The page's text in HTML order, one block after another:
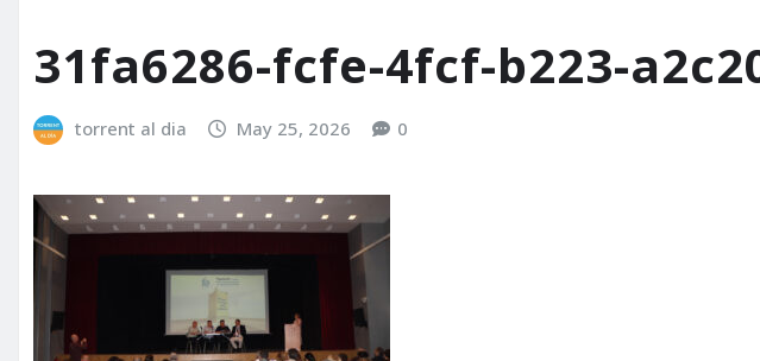
31fa6286-fcfe-4fcf-b223-
torrent al dia May 25, 2026 0